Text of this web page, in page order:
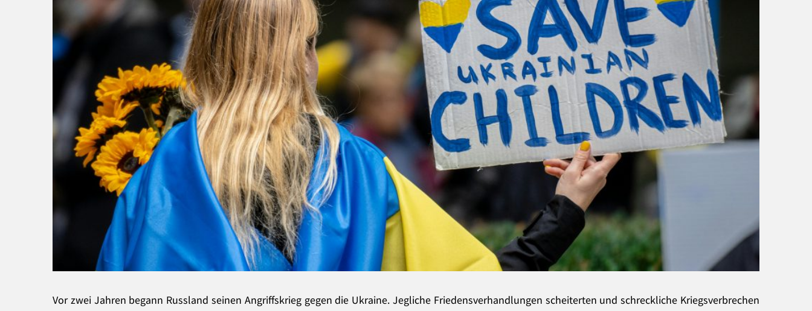
Vor zwei Jahren begann Russland seinen Angriffskrieg gegen die Ukraine. Jegliche Friedensverhandlungen scheiterten und schreckliche Kriegsverbrechen